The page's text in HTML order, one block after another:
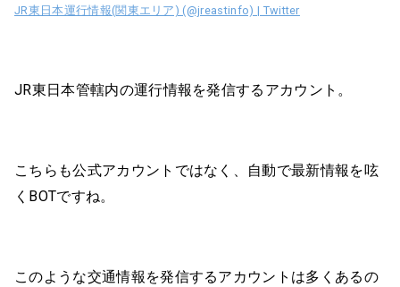
JR東日本運行情報(関東エリア) (@jreastinfo) | Twitter
JR東日本管轄内の運行情報を発信するアカウント。
こちらも公式アカウントではなく、自動で最新情報を呟
くBOTですね。
このような交通情報を発信するアカウントは多くあるの